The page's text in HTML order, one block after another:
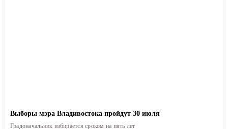
Выборы мэра Владивостока пройдут 30 июля
Градоначальник избирается сроком на пять лет